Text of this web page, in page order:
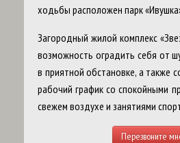
ходьбы расположен парк
Загородный жилой комплекс
возможность оградить себя от
в приятной обстановке, а также
рабочий график со спокойными
свежем воздухе и занятиями
Перезвоните